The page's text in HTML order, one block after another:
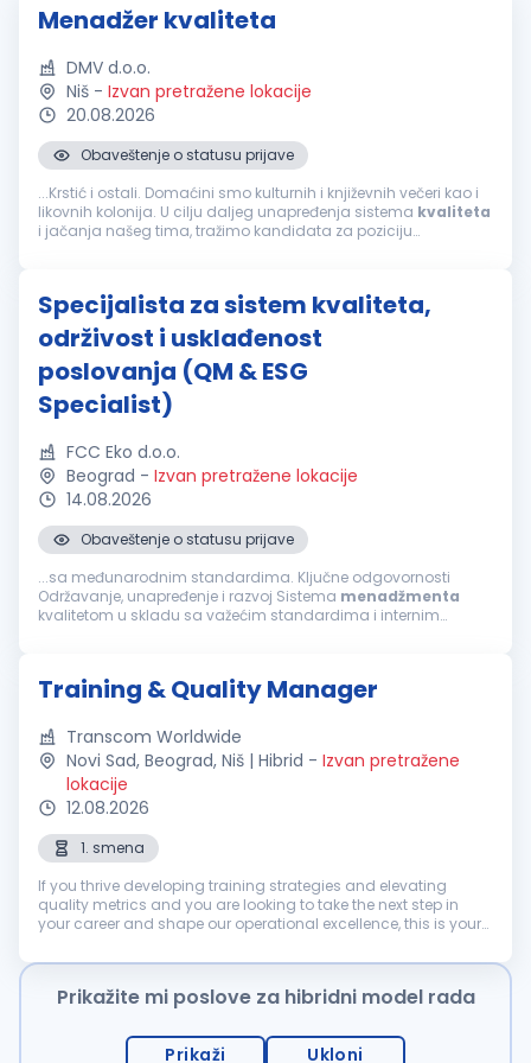
Menadžer kvaliteta
DMV d.o.o.
Niš - Izvan pretražene lokacije
20.08.2026
Obaveštenje o statusu prijave
...Krstić i ostali. Domaćini smo kulturnih i književnih večeri kao i
likovnih kolonija. U cilju daljeg unapređenja sistema kvaliteta
i jačanja našeg tima, tražimo kandidata za poziciju
Specijalista za sistem kvaliteta,
održivost i usklađenost
poslovanja (QM & ESG
Specialist)
FCC Eko d.o.o.
Beograd - Izvan pretražene lokacije
14.08.2026
Obaveštenje o statusu prijave
...sa međunarodnim standardima. Ključne odgovornosti
Održavanje, unapređenje i razvoj Sistema menadžmenta
kvalitetom u skladu sa važećim standardima i internim
Training & Quality Manager
Transcom Worldwide
Novi Sad, Beograd, Niš | Hibrid - Izvan pretražene
lokacije
12.08.2026
1. smena
If you thrive developing training strategies and elevating
quality metrics and you are looking to take the next step in
your career and shape our operational excellence, this is your
the Tra...
Prikažite mi poslove za hibridni model rada
Prikaži Ukloni